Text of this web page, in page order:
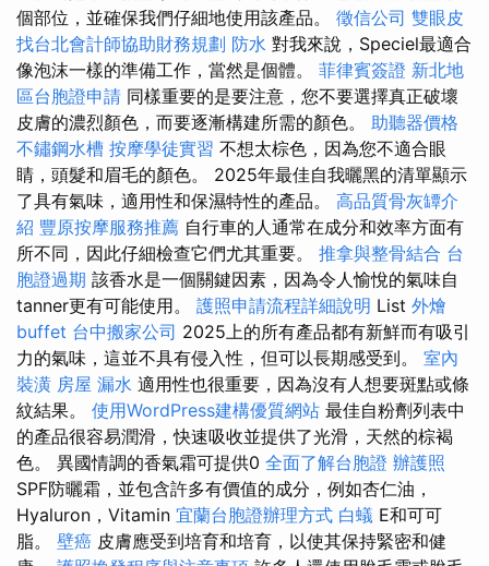
個部位，並確保我們仔細地使用該產品。 徵信公司 雙眼皮
找台北會計師協助財務規劃 防水 對我來說，Speciel最適合
像泡沫一樣的準備工作，當然是個體。 菲律賓簽證 新北地
區台胞證申請 同樣重要的是要注意，您不要選擇真正破壞
皮膚的濃烈顏色，而要逐漸構建所需的顏色。 助聽器價格
不鏽鋼水槽 按摩學徒實習 不想太棕色，因為您不適合眼
睛，頭髮和眉毛的顏色。 2025年最佳自我曬黑的清單顯示
了具有氣味，適用性和保濕特性的產品。 高品質骨灰罈介
紹 豐原按摩服務推薦 自行車的人通常在成分和效率方面有
所不同，因此仔細檢查它們尤其重要。 推拿與整骨結合 台
胞證過期 該香水是一個關鍵因素，因為令人愉悅的氣味自
tanner更有可能使用。 護照申請流程詳細說明 List 外燴
buffet 台中搬家公司 2025上的所有產品都有新鮮而有吸引
力的氣味，這並不具有侵入性，但可以長期感受到。 室內
裝潢 房屋 漏水 適用性也很重要，因為沒有人想要斑點或條
紋結果。 使用WordPress建構優質網站 最佳自粉劑列表中
的產品很容易潤滑，快速吸收並提供了光滑，天然的棕褐
色。 異國情調的香氣霜可提供0 全面了解台胞證 辦護照
SPF防曬霜，並包含許多有價值的成分，例如杏仁油，
Hyaluron，Vitamin 宜蘭台胞證辦理方式 白蟻 E和可可
脂。 壁癌 皮膚應受到培育和培育，以使其保持緊密和健